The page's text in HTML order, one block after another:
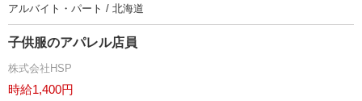
アルバイト・パート / 北海道
子供服のアパレル店員
株式会社HSP
時給1,400円